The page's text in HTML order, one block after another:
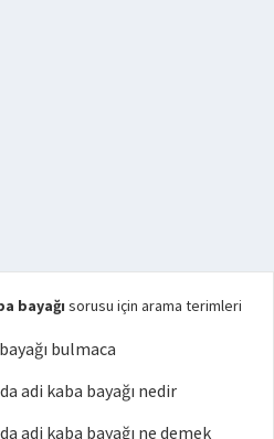
bayağı sorusu için arama terimleri
bulmaca
adi kaba bayağı nedir
adi kaba bayağı ne demek